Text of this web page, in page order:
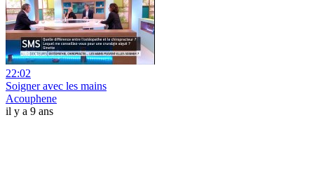
22:02
Soigner avec les mains
Acouphene
il y a 9 ans